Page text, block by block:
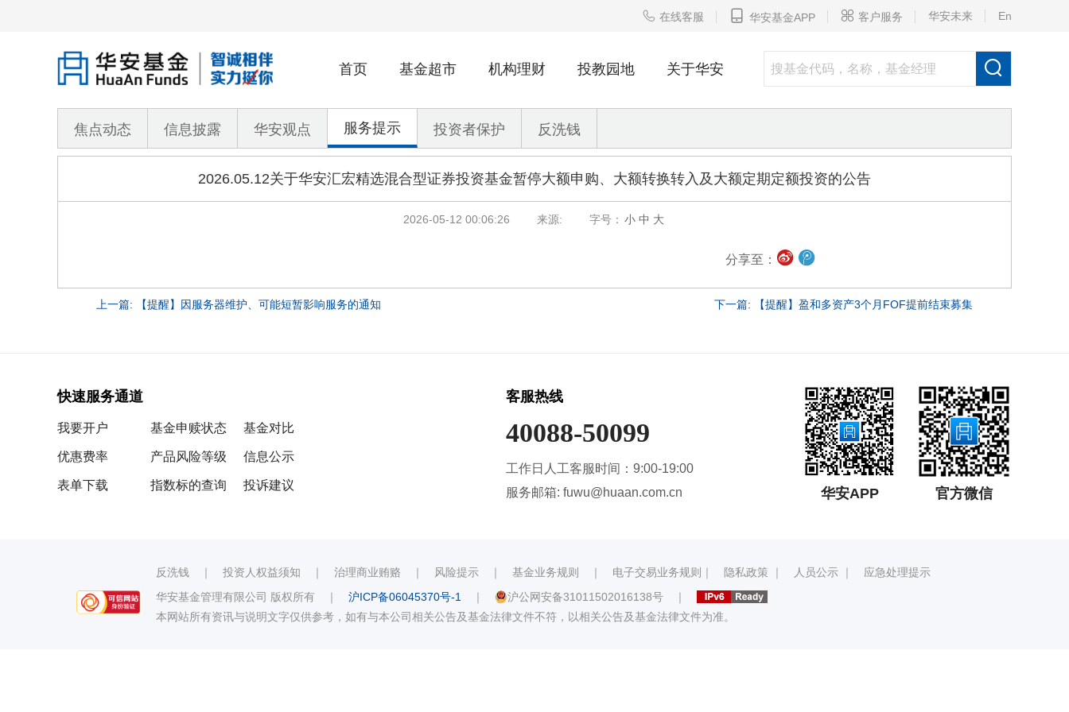
 在线客服  华安基金APP  客户服务 华安未来 En

首页 基金超市 机构理财 投教园地 关于华安
焦点动态 信息披露 华安观点 服务提示 投资者保护 反洗钱
2026.05.12关于华安汇宏精选混合型证券投资基金暂停大额申购、大额转换转入及大额定期定额投资的公告
2026-05-12 00:06:26 来源: 字号： 小 中 大
分享至：
上一篇: 【提醒】因服务器维护、可能短暂影响服务的通知 下一篇: 【提醒】盈和多资产3个月FOF提前结束募集
快速服务通道
我要开户
优惠费率
表单下载
基金申赎状态
产品风险等级
指数标的查询
基金对比
信息公示
投诉建议
华安APP 官方微信
客服热线
40088-50099
工作日人工客服时间：9:00-19:00
服务邮箱: fuwu@huaan.com.cn
反洗钱 ｜ 投资人权益须知 ｜ 治理商业贿赂 ｜ 风险提示 ｜ 基金业务规则 ｜ 电子交易业务规则 ｜ 隐私政策 ｜ 人员公示 ｜ 应急处理提示
华安基金管理有限公司 版权所有 ｜ 沪ICP备06045370号-1 ｜ 沪公网安备31011502016138号 ｜
本网站所有资讯与说明文字仅供参考，如有与本公司相关公告及基金法律文件不符，以相关公告及基金法律文件为准。